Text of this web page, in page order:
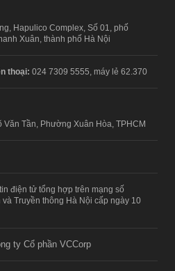
Hapulico Complex, Số 01, phố
Xuân, thành phố Hà Nội
thoại: 024 7309 5555, máy lẻ 62.370
Văn Tần, Phường Xuân Hòa, TPHCM
điện tử tổng hợp trên mạng số
Truyền thông Hà Nội cấp ngày 10
ty Cổ phần VCCorp